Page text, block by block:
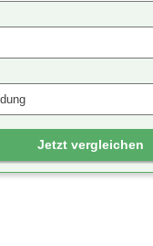
Jetzt vergleichen